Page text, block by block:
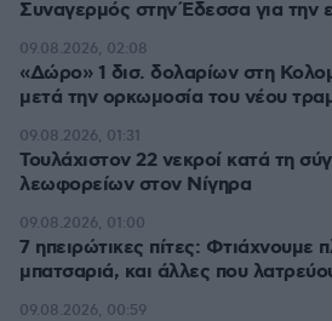
Συναγερμός στην Έδεσσα για την
«Δώρο» 1 δισ. δολαρίων στη
μετά την ορκωμοσία του νέου
09.08.2026, 02:08
Τουλάχιστον 22 νεκροί κατά τη
λεωφορείων στον Νίγηρα
09.08.2026, 01:31
7 ηπειρώτικες πίτες: Φτιάχνουμε
μπατσαριά, και άλλες που
09.08.2026, 01:00
09.08.2026, 00:59